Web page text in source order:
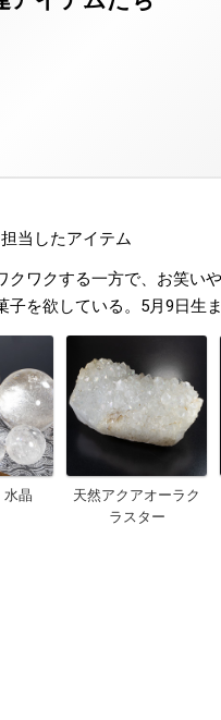
担当したアイテム
クワクする一方で、お笑い
子を欲している。5月9日生
水晶
天然アクアオーラク
ラスター